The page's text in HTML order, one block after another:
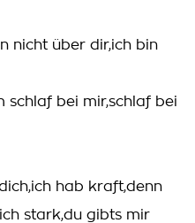
nicht über dir,ich bin
schlaf bei mir,schlaf bei
hab kraft,denn
stark,du gibts mir